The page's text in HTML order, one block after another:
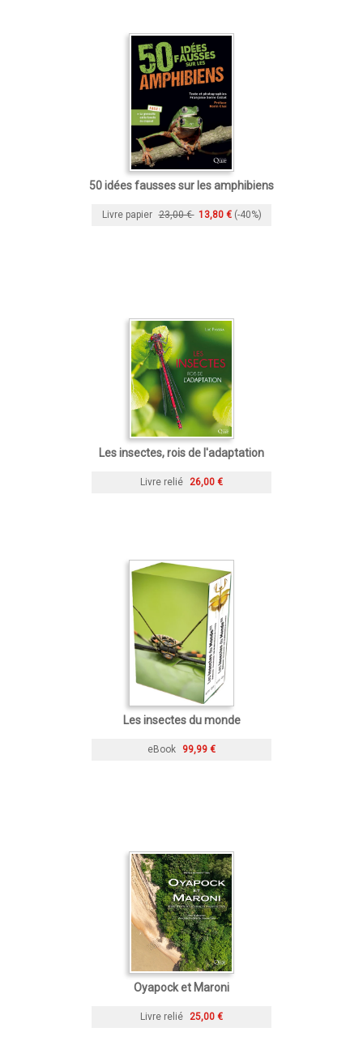
50 idées fausses sur les amphibiens
Livre papier 23,00 € 13,80 € (-40%)
Les insectes, rois de l'adaptation
Livre relié 26,00 €
Les insectes du monde
eBook 99,99 €
Oyapock et Maroni
Livre relié 25,00 €